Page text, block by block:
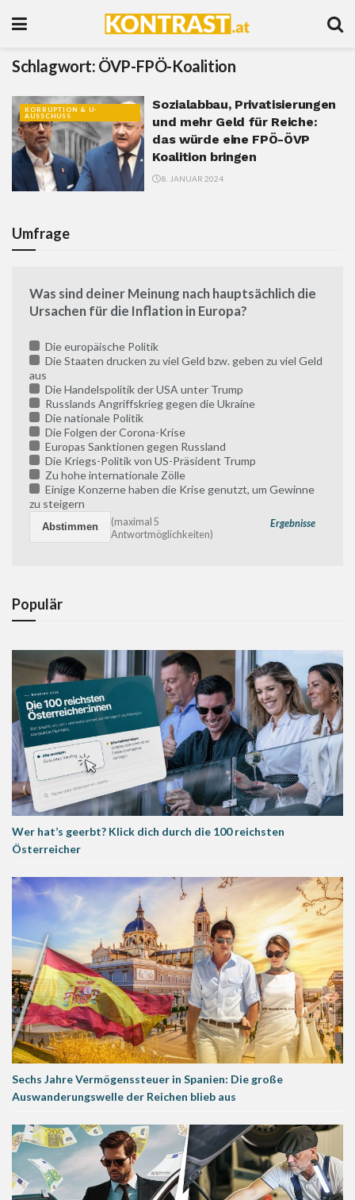
Schlagwort: ÖVP-FPÖ-Koalition
KORRUPTION & U-
AUSSCHUSS
Sozialabbau, Privatisierungen
und mehr Geld für Reiche:
das würde eine FPÖ-ÖVP
Koalition bringen
8. JANUAR 2024
Umfrage
Was sind deiner Meinung nach hauptsächlich die
Ursachen für die Inflation in Europa?
Die europäische Politik
Die Staaten drucken zu viel Geld bzw. geben zu viel Geld
aus
Die Handelspolitik der USA unter Trump
Russlands Angriffskrieg gegen die Ukraine
Die nationale Politik
Die Folgen der Corona-Krise
Europas Sanktionen gegen Russland
Die Kriegs-Politik von US-Präsident Trump
Zu hohe internationale Zölle
Einige Konzerne haben die Krise genutzt, um Gewinne
zu steigern
Ergebnisse
(maximal 5
Antwortmöglichkeiten)
Populär
Wer hat’s geerbt? Klick dich durch die 100 reichsten
Österreicher
Sechs Jahre Vermögenssteuer in Spanien: Die große
Auswanderungswelle der Reichen blieb aus